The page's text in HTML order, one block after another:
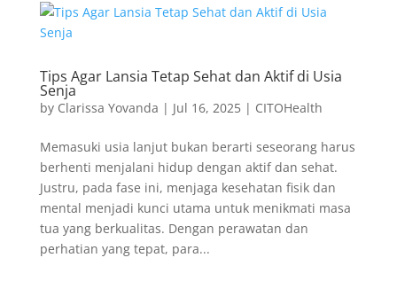
Tips Agar Lansia Tetap Sehat dan Aktif di Usia
Senja
by Clarissa Yovanda | Jul 16, 2025| CITOHealth
Memasuki usia lanjut bukan berarti seseorang harus
berhenti menjalani hidup dengan aktif dan sehat.
Justru, pada fase ini, menjaga kesehatan fisik dan
mental menjadi kunci utama untuk menikmati masa
tua yang berkualitas. Dengan perawatan dan
perhatian yang tepat, para...